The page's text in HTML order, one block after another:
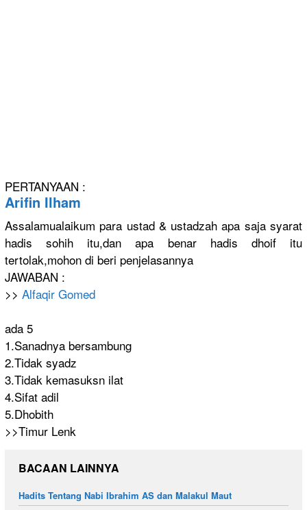
PERTANYAAN :
Arifin Ilham
Assalamualaikum para ustad & ustadzah apa saja syarat
hadis sohih itu,dan apa benar hadis dhoif itu
tertolak,mohon di beri penjelasannya
JAWABAN :
>> Alfaqir Gomed
ada 5
1.Sanadnya bersambung
2.Tidak syadz
3.Tidak kemasuksn ilat
4.Sifat adil
5.Dhobith
>>Timur Lenk
BACAAN LAINNYA
Hadits Tentang Nabi Ibrahim AS dan Malakul Maut